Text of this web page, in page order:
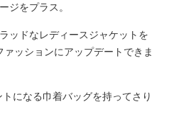
ジをプラス。
ッドなレディースジャケットを
ッションにアップデートできま
になる巾着バッグを持ってさり